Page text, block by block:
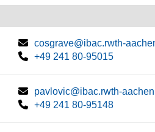
cosgrave@ibac.rwth-
+49 241 80-95015
pavlovic@ibac.rwth-
+49 241 80-95148